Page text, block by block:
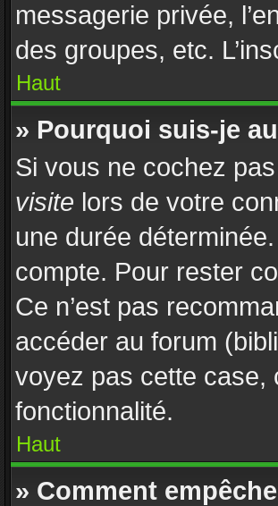
messagerie privée,
des groupes, etc.
Haut
» Pourquoi suis-je
Si vous ne cochez
visite lors de votre
une durée
compte. Pour rester
Ce n’est pas
accéder au forum
voyez pas cette case,
fonctionnalité.
Haut
» Comment